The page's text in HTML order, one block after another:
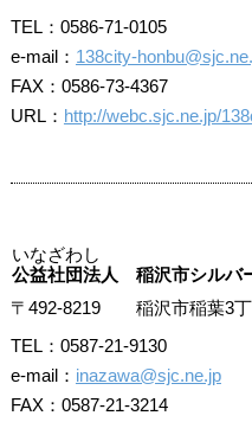
TEL：0586-71-0105
e-mail： 138city-
FAX：0586-73-4367
URL： http://webc.sjc.ne.jp/
いなざわし
公益社団法人 稲沢市シルバ
〒492-8219 稲沢市稲葉3
TEL：0587-21-9130
e-mail： inazawa@sjc.ne.jp
FAX：0587-21-3214